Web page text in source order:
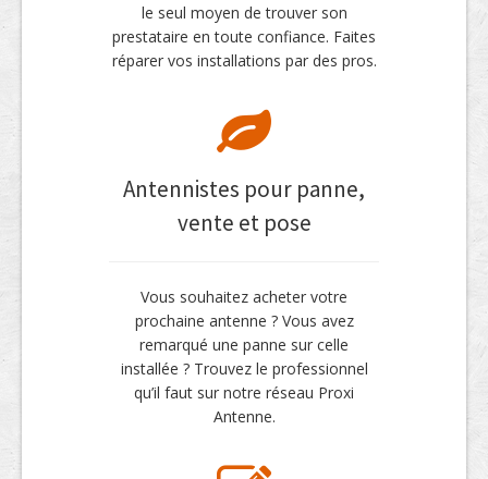
le seul moyen de trouver son
prestataire en toute confiance. Faites
réparer vos installations par des pros.
Antennistes pour panne,
vente et pose
Vous souhaitez acheter votre
prochaine antenne ? Vous avez
remarqué une panne sur celle
installée ? Trouvez le professionnel
qu’il faut sur notre réseau Proxi
Antenne.